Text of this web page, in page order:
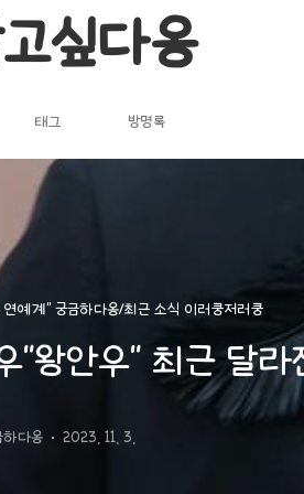
싶다옹
태그 방명록
연예계" 궁금하다옹/최근 소식 이러쿵저러쿵
"왕안우" 최근 달라
다옹 2023. 11. 3.